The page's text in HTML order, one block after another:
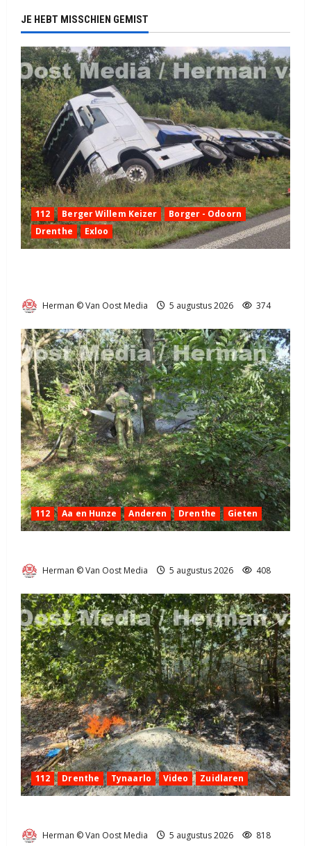
JE HEBT MISSCHIEN GEMIST
112 Berger Willem Keizer
Borger - Odoorn
Drenthe
Exloo
Herman © Van Oost Media 5 augustus 2026 374
112 Aa en Hunze Anderen Drenthe Gieten
Herman © Van Oost Media 5 augustus 2026 408
112 Drenthe Tynaarlo Video Zuidlaren
Herman © Van Oost Media 5 augustus 2026 818